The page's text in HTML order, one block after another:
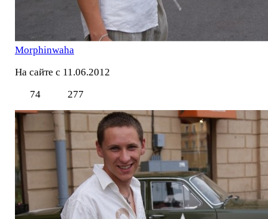
Morphinwaha
На сайте с 11.06.2012
74
277